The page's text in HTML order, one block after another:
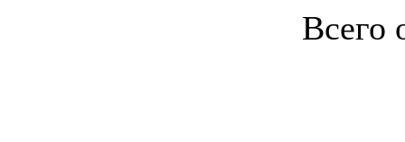
Всего